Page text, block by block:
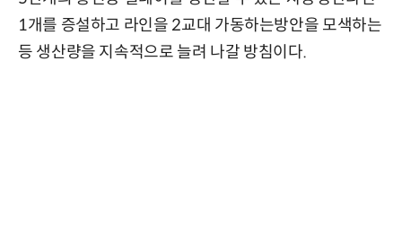
1개를 증설하고 라인을 2교대 가동하는방안을 모색하는
등 생산량을 지속적으로 늘려 나갈 방침이다.